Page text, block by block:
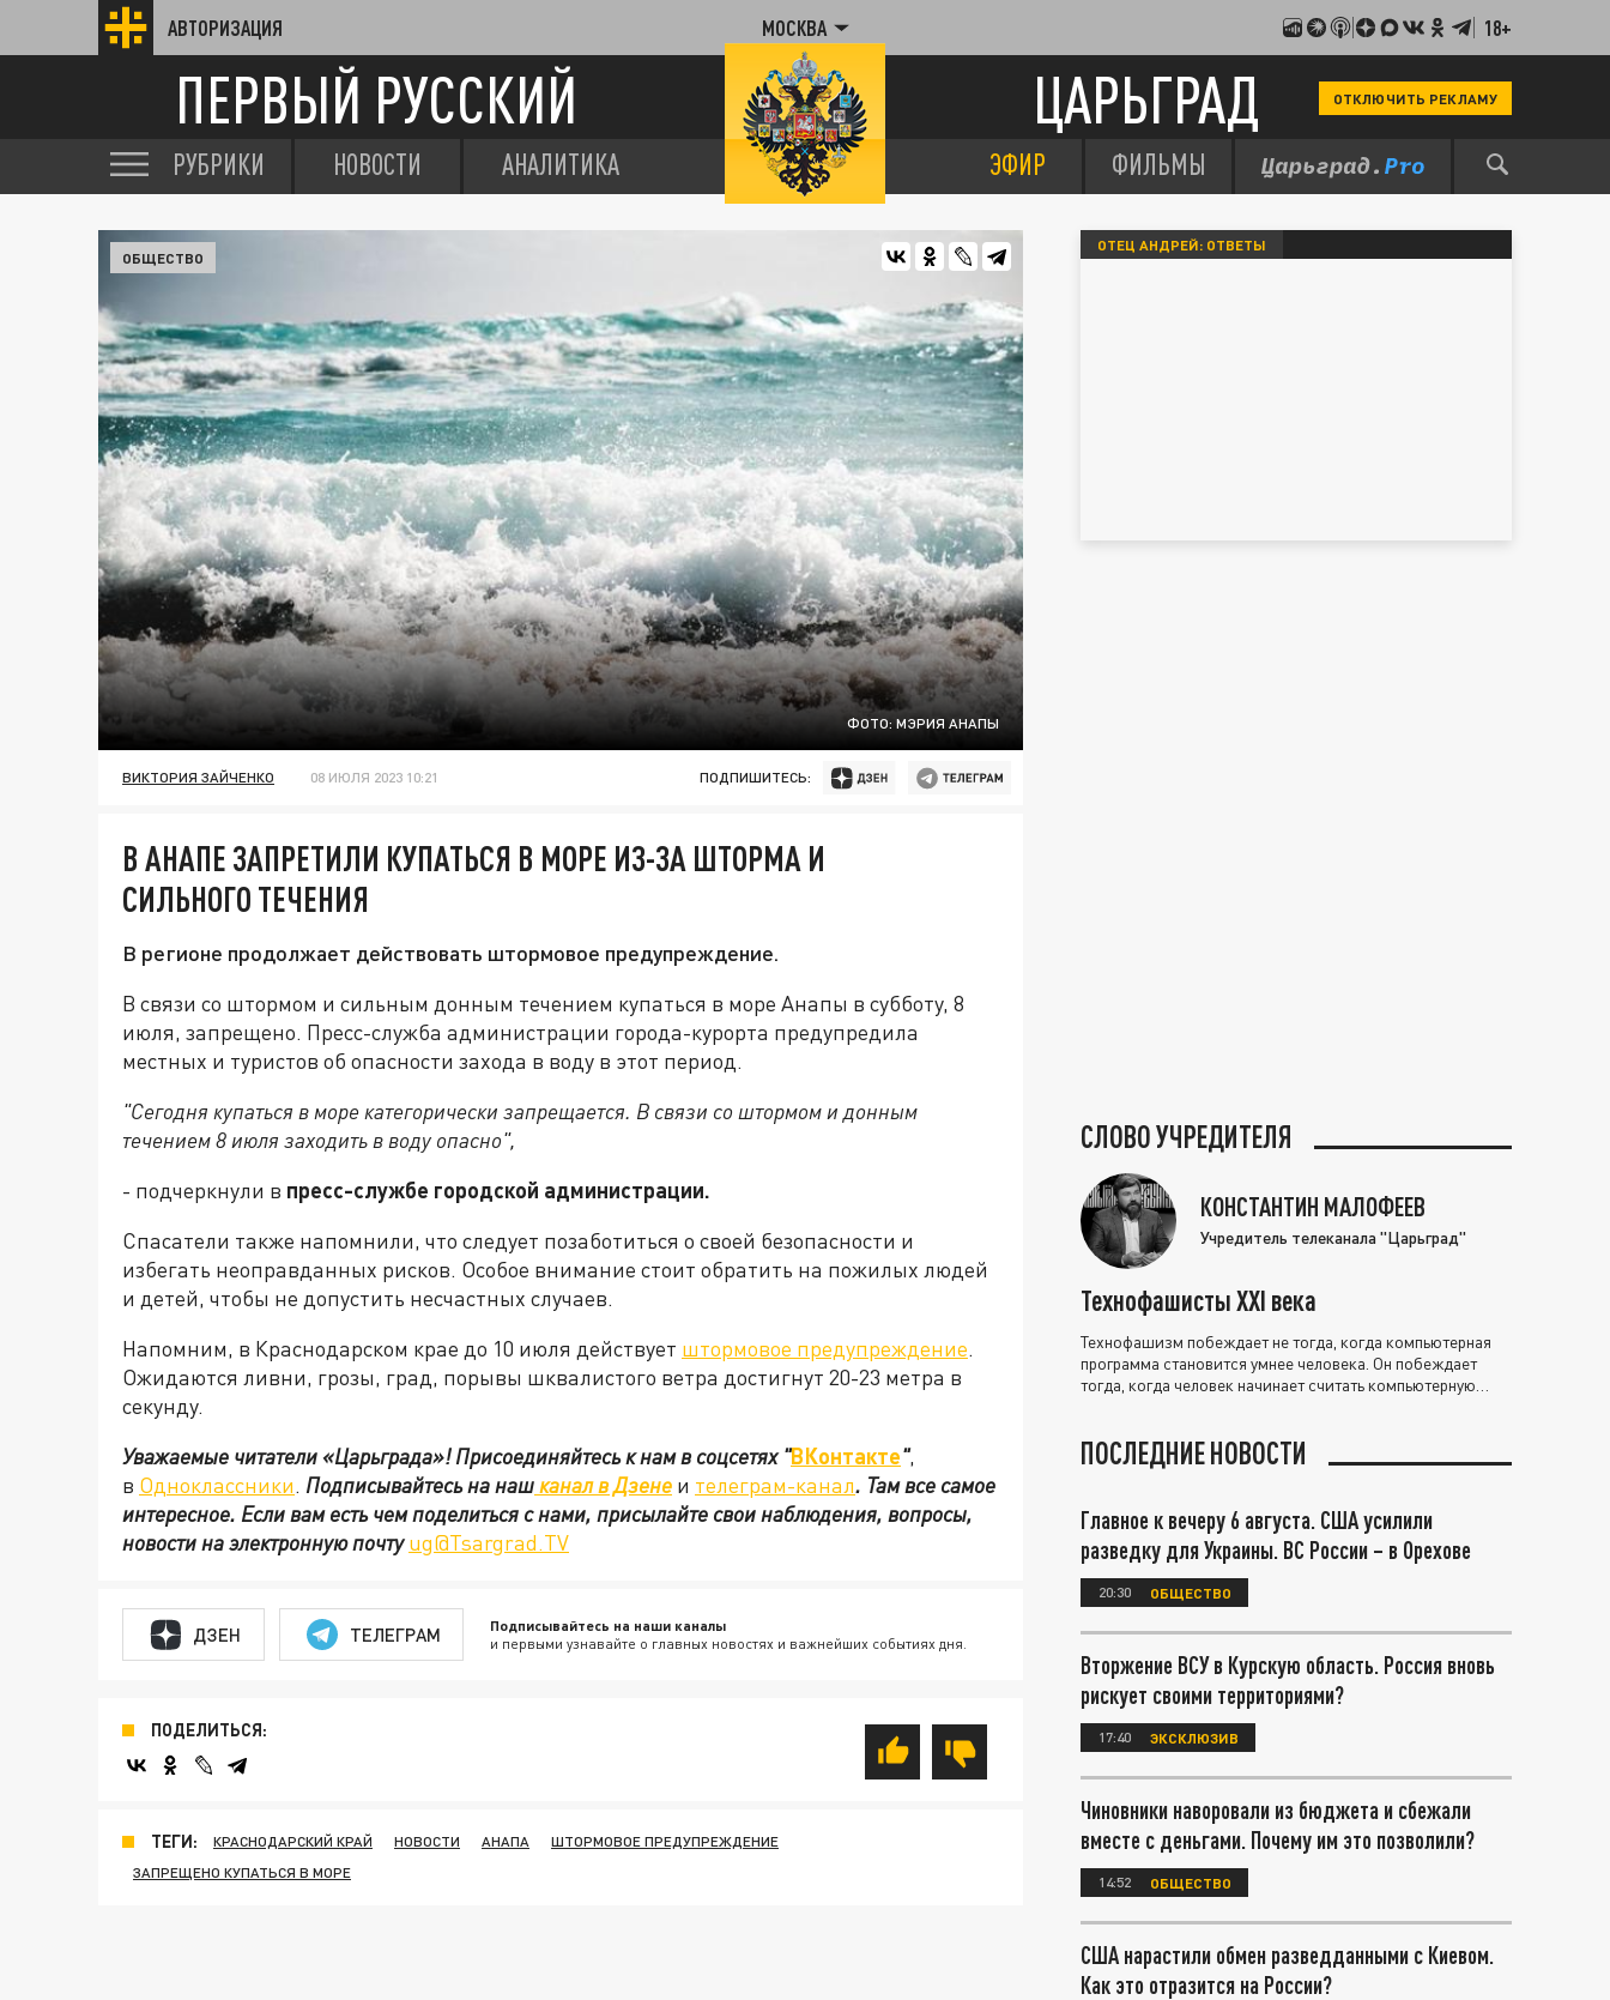
АВТОРИЗАЦИЯ МОСКВА 18+
ПЕРВЫЙ РУССКИЙ ЦАРЬГРАД ОТКЛЮЧИТЬ РЕКЛАМУ
РУБРИКИ НОВОСТИ АНАЛИТИКА ЭФИР ФИЛЬМЫ
ФОТО: МЭРИЯ АНАПЫ
ОБЩЕСТВО
ВИКТОРИЯ ЗАЙЧЕНКО 08 ИЮЛЯ 2023 10:21 ПОДПИШИТЕСЬ:
В АНАПЕ ЗАПРЕТИЛИ КУПАТЬСЯ В МОРЕ ИЗ-ЗА ШТОРМА И
СИЛЬНОГО ТЕЧЕНИЯ
В регионе продолжает действовать штормовое предупреждение.
В связи со штормом и сильным донным течением купаться в море Анапы в субботу, 8
июля, запрещено. Пресс-служба администрации города-курорта предупредила
местных и туристов об опасности захода в воду в этот период.
"Сегодня купаться в море категорически запрещается. В связи со штормом и донным
течением 8 июля заходить в воду опасно",
- подчеркнули в пресс-службе городской администрации.
Спасатели также напомнили, что следует позаботиться о своей безопасности и
избегать неоправданных рисков. Особое внимание стоит обратить на пожилых людей
и детей, чтобы не допустить несчастных случаев.
Напомним, в Краснодарском крае до 10 июля действует штормовое предупреждение.
Ожидаются ливни, грозы, град, порывы шквалистого ветра достигнут 20-23 метра в
секунду.
Уважаемые читатели «Царьграда»!Присоединяйтесь к нам в соцсетях"ВКонтакте",
в Одноклассники. Подписывайтесь на нашканал в Дзене и телеграм-канал. Там все самое
интересное. Если вам есть чем поделиться с нами, присылайте свои наблюдения, вопросы,
новости на электронную почтуug@Tsargrad.TV
ДЗЕН ТЕЛЕГРАМ Подписывайтесь на наши каналы
и первыми узнавайте о главных новостях и важнейших событиях дня.
ПОДЕЛИТЬСЯ:
ТЕГИ: КРАСНОДАРСКИЙ КРАЙ НОВОСТИ АНАПА
ШТОРМОВОЕ ПРЕДУПРЕЖДЕНИЕ
ЗАПРЕЩЕНО КУПАТЬСЯ В МОРЕ
ОТЕЦ АНДРЕЙ: ОТВЕТЫ
СЛОВО УЧРЕДИТЕЛЯ
КОНСТАНТИН МАЛОФЕЕВ
Учредитель телеканала "Царьград"
Технофашисты XXI века
Технофашизм побеждает не тогда, когда компьютерная
программа становится умнее человека. Он побеждает
тогда, когда человек начинает считать компьютерную
ПОСЛЕДНИЕ НОВОСТИ
Главное к вечеру 6 августа. США усилили
разведку для Украины. ВС России – в Орехове
20:30 ОБЩЕСТВО
Вторжение ВСУ в Курскую область. Россия вновь
рискует своими территориями?
17:40 ЭКСКЛЮЗИВ
Чиновники наворовали из бюджета и сбежали
вместе с деньгами. Почему им это позволили?
14:52 ОБЩЕСТВО
США нарастили обмен разведданными с Киевом.
Как это отразится на России?